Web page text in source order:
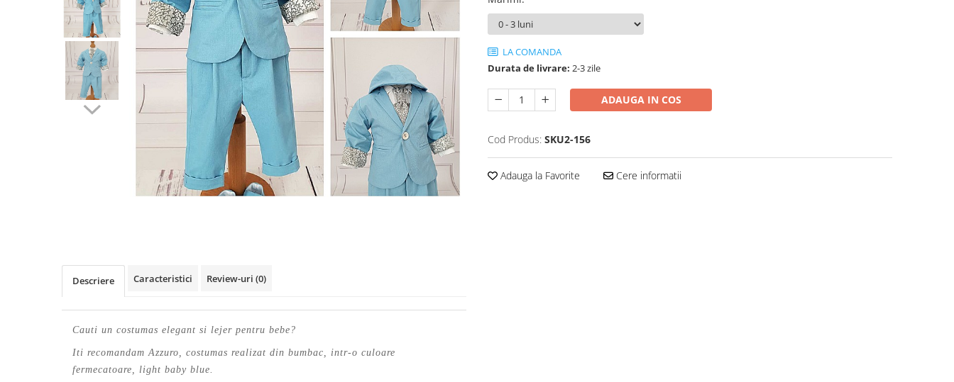
Cercei din aur dama
Cercei de aur lungi cu lant
Cercei din aur tortite
Cercei din aur alb
Cercei aur cu surub
LA COMANDA
Durata de livrare: 2-3 zile
ADAUGA IN COS
Cod Produs: SKU2-156
Adauga la Favorite Cere informatii
Descriere Caracteristici Review-uri (0)
Cauti un costumas elegant si lejer pentru bebe?
Iti recomandam Azzuro, costumas realizat din bumbac, intr-o culoare
fermecatoare, light baby blue.